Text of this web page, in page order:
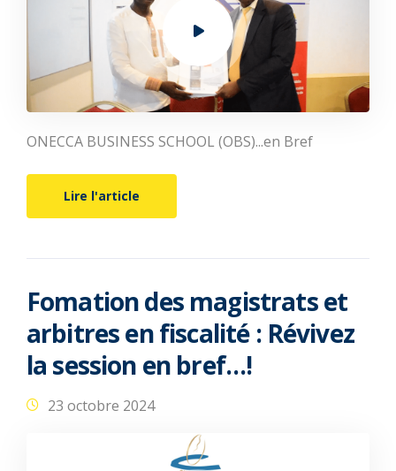
ONECCA BUSINESS SCHOOL (OBS)...en Bref
Lire l'article
Fomation des magistrats et
arbitres en fiscalité : Révivez
la session en bref…!
23 octobre 2024